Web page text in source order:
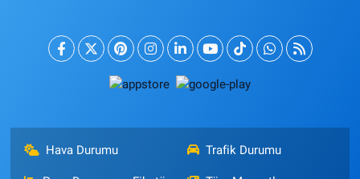
Hava Durumu Trafik Durumu